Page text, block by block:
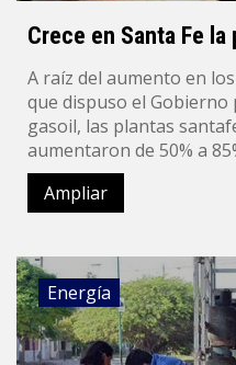
Crece en Santa Fe
A raíz del aumento en
que dispuso el Gobierno
gasoil, las plantas
aumentaron de 50% a
Ampliar
Energía